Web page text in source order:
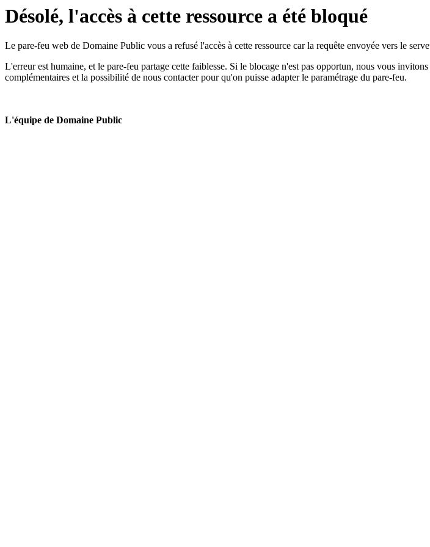
Désolé, l'accès à cette ressource a été bloqué
Le pare-feu web de Domaine Public vous a refusé l'accès à cette ressource car la requête envoyée vers le
L'erreur est humaine, et le pare-feu partage cette faiblesse. Si le blocage n'est pas opportun, nous vous
complémentaires et la possibilité de nous contacter pour qu'on puisse adapter le paramétrage du pare-feu.
L'équipe de Domaine Public